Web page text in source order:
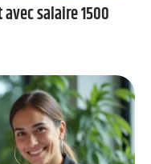
salaire 1500